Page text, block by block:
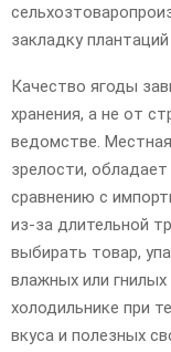
закладку
Качество ягоды
хранения, а не от
ведомстве.
зрелости,
сравнению с
из-за длительной
выбирать товар,
влажных или гнилых
холодильнике при
вкуса и полезных